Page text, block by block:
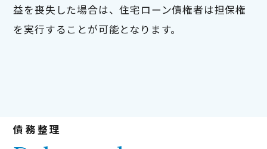
益を喪失した場合は、住宅ローン債権者は担保権
を実行することが可能となります。